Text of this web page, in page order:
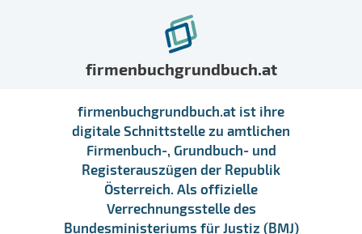
firmenbuchgrundbuch.at
firmenbuchgrundbuch.at ist ihre
digitale Schnittstelle zu amtlichen
Firmenbuch-, Grundbuch- und
Registerauszügen der Republik
Österreich. Als offizielle
Verrechnungsstelle des
Bundesministeriums für Justiz (BMJ)